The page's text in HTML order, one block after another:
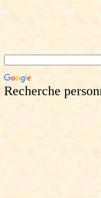
Recherche